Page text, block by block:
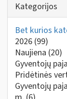
Kategorijos
Bet kurios
2026 (99)
Naujiena (20)
Gyventojų
Pridėtinės
Gyventojų